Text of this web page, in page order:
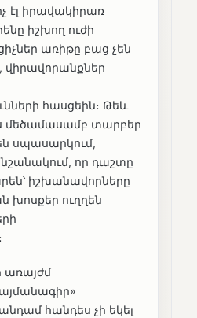
էլ իրավակիրառ
իշխող ուժի
առիթը բաց չեն
վիրավորանքներ
հասցեին։ Թեև
մեծամասամբ տարբեր
սպասարկում,
որ դաշտը
իշխանավորները
խոսքեր ուղղեն
առայժմ
հանդես չի եկել